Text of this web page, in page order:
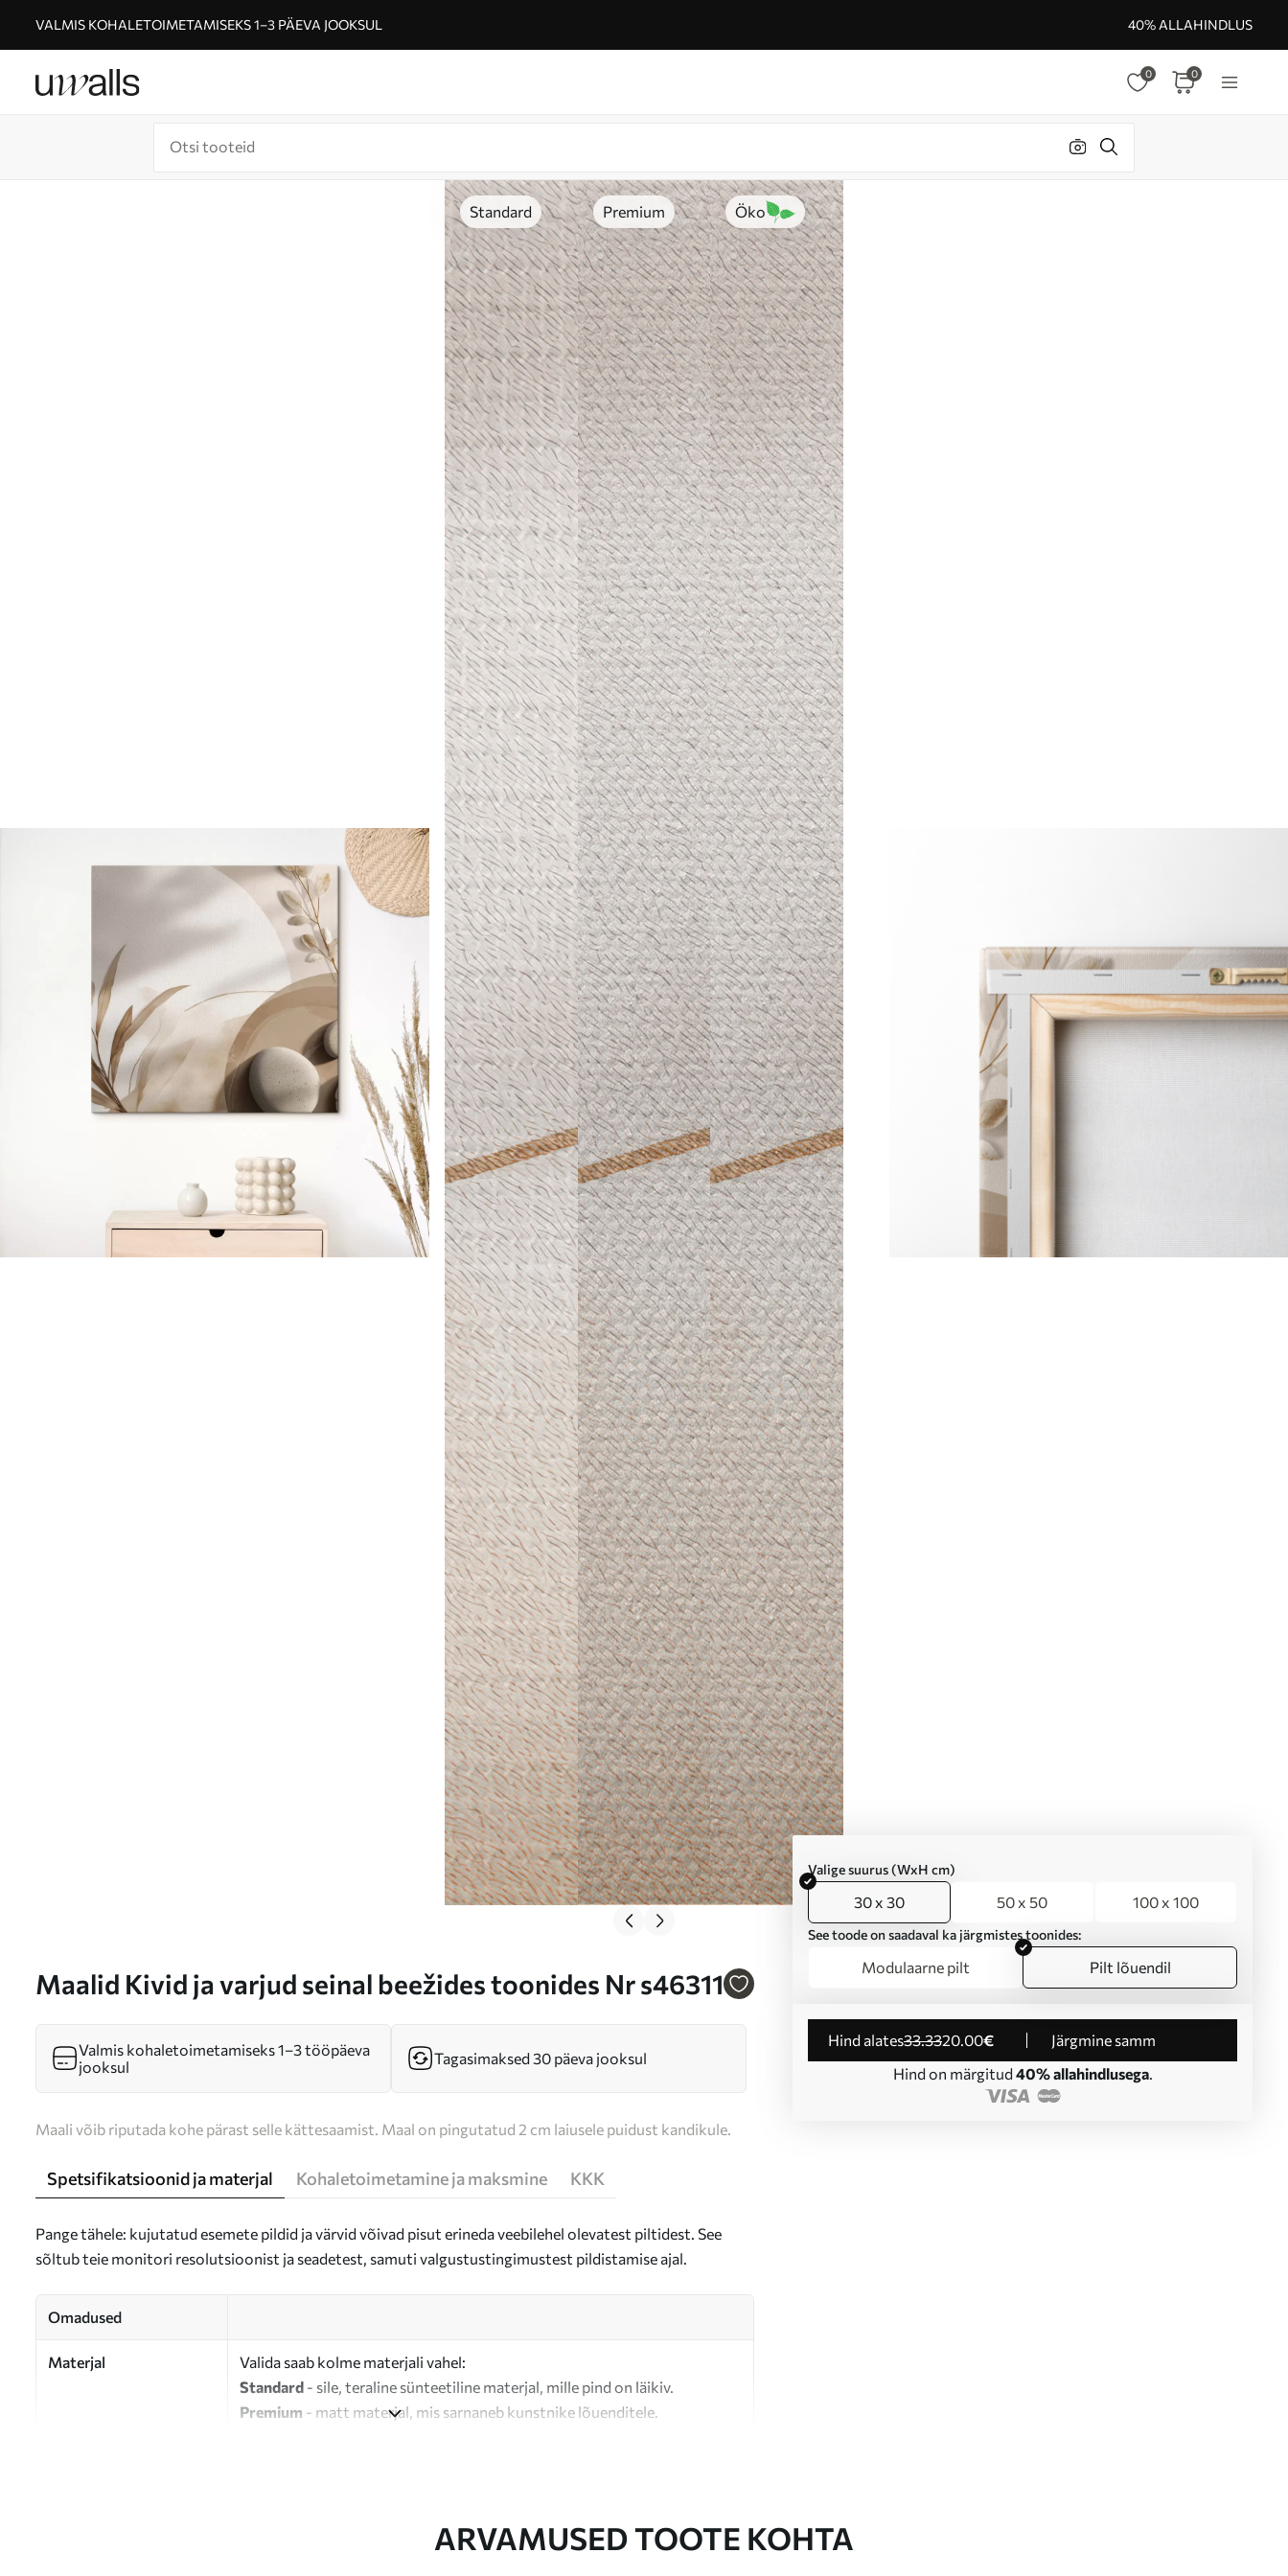
VALMIS KOHALETOIMETAMISEKS 1–3 PÄEVA JOOKSUL 40% ALLAHINDLUS
0 0
Standard Premium Öko
Maalid Kivid ja varjud seinal beežides toonides Nr s46311
Valige suurus (WxH cm)
30 x 30 50 x 50 100 x 100
See toode on saadaval ka järgmistes toonides:
Modulaarne pilt Pilt lõuendil
Hind alates33.3320.00€
Järgmine samm
Hind on märgitud 40% allahindlusega.
Valmis kohaletoimetamiseks 1–3 tööpäeva
jooksul
Tagasimaksed 30 päeva jooksul
Maali võib riputada kohe pärast selle kättesaamist. Maal on pingutatud 2 cm laiusele puidust kandikule.
Spetsifikatsioonid ja materjal Kohaletoimetamine ja maksmine KKK
Pange tähele: kujutatud esemete pildid ja värvid võivad pisut erineda veebilehel olevatest piltidest. See
sõltub teie monitori resolutsioonist ja seadetest, samuti valgustustingimustest pildistamise ajal.
Omadused
Materjal
Valida saab kolme materjali vahel:
Standard - sile, teraline sünteetiline materjal, mille pind on läikiv.
Premium - matt materjal, mis sarnaneb kunstnike lõuenditele.
ARVAMUSED TOOTE KOHTA